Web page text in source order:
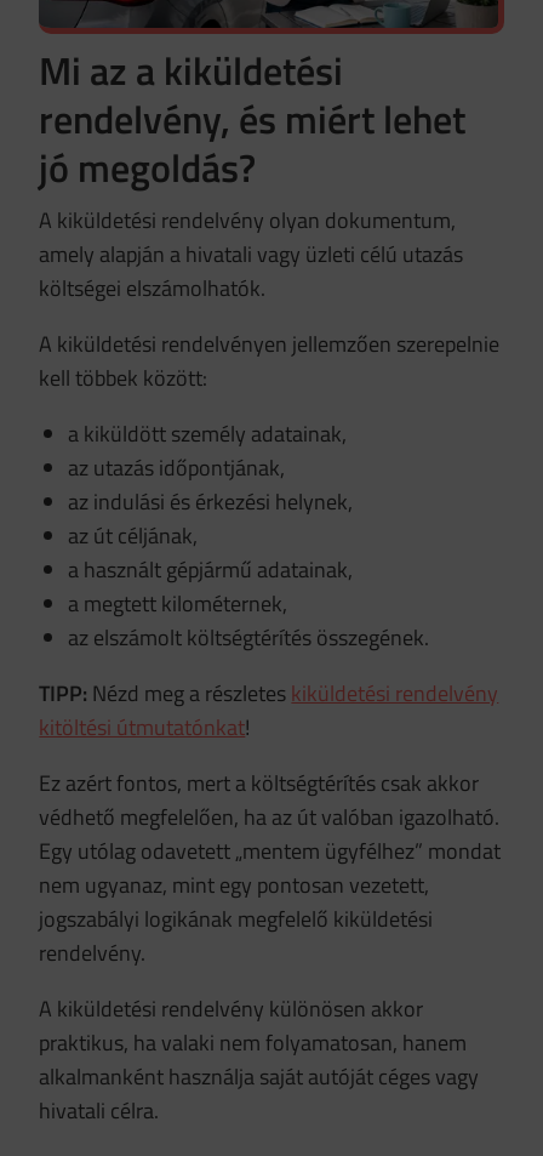
Mi az a kiküldetési
rendelvény, és miért lehet
jó megoldás?
A kiküldetési rendelvény olyan dokumentum,
amely alapján a hivatali vagy üzleti célú utazás
költségei elszámolhatók.
A kiküldetési rendelvényen jellemzően szerepelnie
kell többek között:
a kiküldött személy adatainak,
az utazás időpontjának,
az indulási és érkezési helynek,
az út céljának,
a használt gépjármű adatainak,
a megtett kilométernek,
az elszámolt költségtérítés összegének.
TIPP: Nézd meg a részleteskiküldetési rendelvény
kitöltési útmutatónkat!
Ez azért fontos, mert a költségtérítés csak akkor
védhető megfelelően, ha az út valóban igazolható.
Egy utólag odavetett „mentem ügyfélhez” mondat
nem ugyanaz, mint egy pontosan vezetett,
jogszabályi logikának megfelelő kiküldetési
rendelvény.
A kiküldetési rendelvény különösen akkor
praktikus, ha valaki nem folyamatosan, hanem
alkalmanként használja saját autóját céges vagy
hivatali célra.